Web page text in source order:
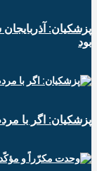
پزشکیان:
بود
پزشکیان: اگر با